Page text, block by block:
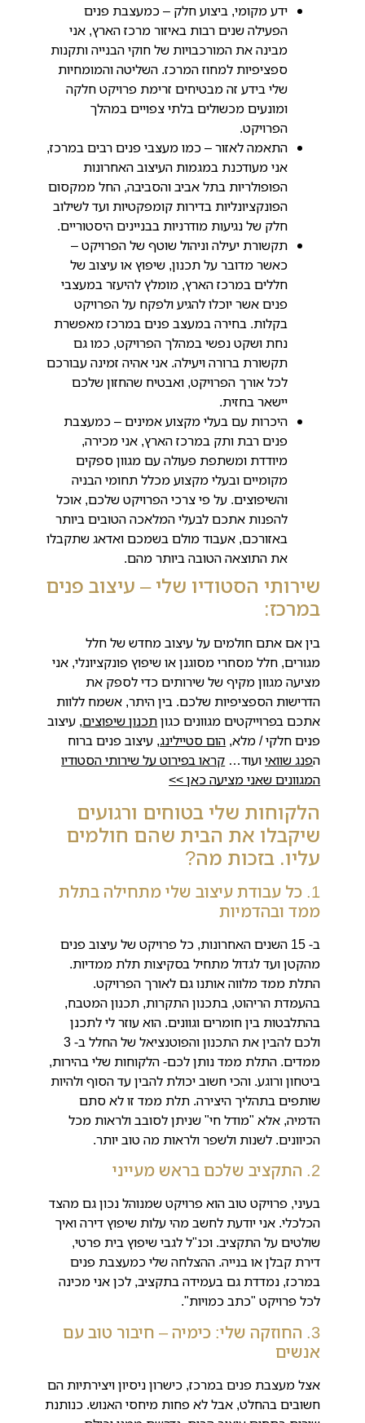
ידע מקומי, ביצוע חלק – כמעצבת פנים
הפעילה שנים רבות באיזור מרכז הארץ, אני
מבינה את המורכבויות של חוקי הבנייה ותקנות
ספציפיות למחוז המרכז. השליטה והמומחיות
שלי בידע זה מבטיחים זרימת פרויקט חלקה
ומונעים מכשולים בלתי צפויים במהלך
הפרויקט.
התאמה לאזור – כמו מעצבי פנים רבים במרכז,
אני מעודכנת במגמות העיצוב האחרונות
הפופולריות בתל אביב והסביבה, החל ממקסום
הפונקציונליות בדירות קומפקטיות ועד לשילוב
חלק של נגיעות מודרניות בבניינים היסטוריים.
תקשורת יעילה וניהול שוטף של הפרויקט –
כאשר מדובר על תכנון, שיפוץ או עיצוב של
חללים במרכז הארץ, מומלץ להיעזר במעצבי
פנים אשר יוכלו להגיע ולפקח על הפרויקט
בקלות. בחירה במעצב פנים במרכז מאפשרת
נחת ושקט נפשי במהלך הפרויקט, כמו גם
תקשורת ברורה ויעילה. אני אהיה זמינה עבורכם
לכל אורך הפרויקט, ואבטיח שהחזון שלכם
יישאר בחזית.
היכרות עם בעלי מקצוע אמינים – כמעצבת
פנים רבת ותק במרכז הארץ, אני מכירה,
מיודדת ומשתפת פעולה עם מגוון ספקים
מקומיים ובעלי מקצוע מכלל תחומי הבניה
והשיפוצים. על פי צרכי הפרויקט שלכם, אוכל
להפנות אתכם לבעלי המלאכה הטובים ביותר
באזורכם, אעבוד מולם בשמכם ואדאג שתקבלו
את התוצאה הטובה ביותר מהם.
שירותי הסטודיו שלי – עיצוב פנים
במרכז:
בין אם אתם חולמים על עיצוב מחדש של חלל
מגורים, חלל מסחרי מסוגנן או שיפוץ פונקציונלי, אני
מציעה מגוון מקיף של שירותים כדי לספק את
הדרישות הספציפיות שלכם. בין היתר, אשמח ללוות
אתכם בפרוייקטים מגוונים כגוןתכנון שיפוצים, עיצוב
פנים חלקי / מלא, הום סטיילינג, עיצוב פנים ברוח
הפנג שוואיועוד… קראו בפירוט על שירותי הסטודיו
המגוונים שאני מציעה כאן >>
הלקוחות שלי בטוחים ורגועים
שיקבלו את הבית שהם חולמים
עליו. בזכות מה?
1. כל עבודת עיצוב שלי מתחילה בתלת
ממד ובהדמיות
ב- 15 השנים האחרונות, כל פרויקט של עיצוב פנים
מהקטן ועד לגדול מתחיל בסקיצות תלת ממדיות.
התלת ממד מלווה אותנו גם לאורך הפרויקט.
בהעמדת הריהוט, בתכנון התקרות, תכנון המטבח,
בהתלבטות בין חומרים וגוונים. הוא עוזר לי לתכנן
ולכם להבין את התכנון והפוטנציאל של החלל ב- 3
ממדים. התלת ממד נותן לכם- הלקוחות שלי בהירות,
ביטחון ורוגע. והכי חשוב יכולת להבין עד הסוף ולהיות
שותפים בתהליך היצירה. תלת ממד זו לא סתם
הדמיה, אלא "מודל חי" שניתן לסובב ולראות מכל
הכיוונים. לשנות ולשפר ולראות מה טוב יותר.
2. התקציב שלכם בראש מעייני
בעיני, פרויקט טוב הוא פרויקט שמנוהל נכון גם מהצד
הכלכלי. אני יודעת לחשב מהי עלות שיפוץ דירה ואיך
שולטים על התקציב. וכנ"ל לגבי שיפוץ בית פרטי,
דירת קבלן או בנייה. ההצלחה שלי כמעצבת פנים
במרכז, נמדדת גם בעמידה בתקציב, לכן אני מכינה
לכל פרויקט "כתב כמויות".
3. החוזקה שלי: כימיה – חיבור טוב עם
אנשים
אצל מעצבת פנים במרכז, כישרון ניסיון ויצירתיות הם
חשובים בהחלט, אבל לא פחות מיחסי האנוש. כנותנת